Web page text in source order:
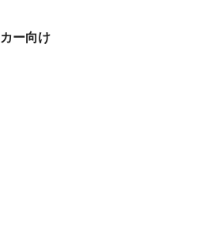
ー向け